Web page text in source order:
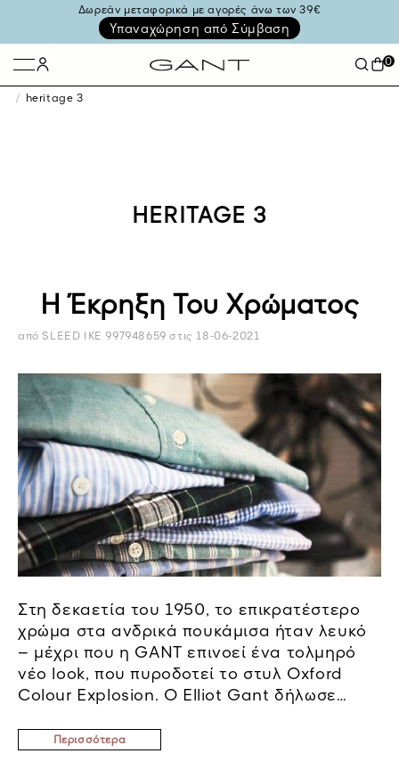
Δωρεάν μεταφορικά με αγορές άνω των 39€
Υπαναχώρηση από Σύμβαση
0
heritage 3
HERITAGE 3
Η Έκρηξη Του Χρώματος
από SLEED IKE 997948659στις 18-06-2021
Στη δεκαετία του 1950, το επικρατέστερο
χρώμα στα ανδρικά πουκάμισα ήταν λευκό
– μέχρι που η GANT επινοεί ένα τολμηρό
νέο look, που πυροδοτεί το στυλ Oxford
Colour Explosion. Ο Elliot Gant δήλωσε
είμαστε τα πάντα για όλους. Είμαστε
Περισσότερα